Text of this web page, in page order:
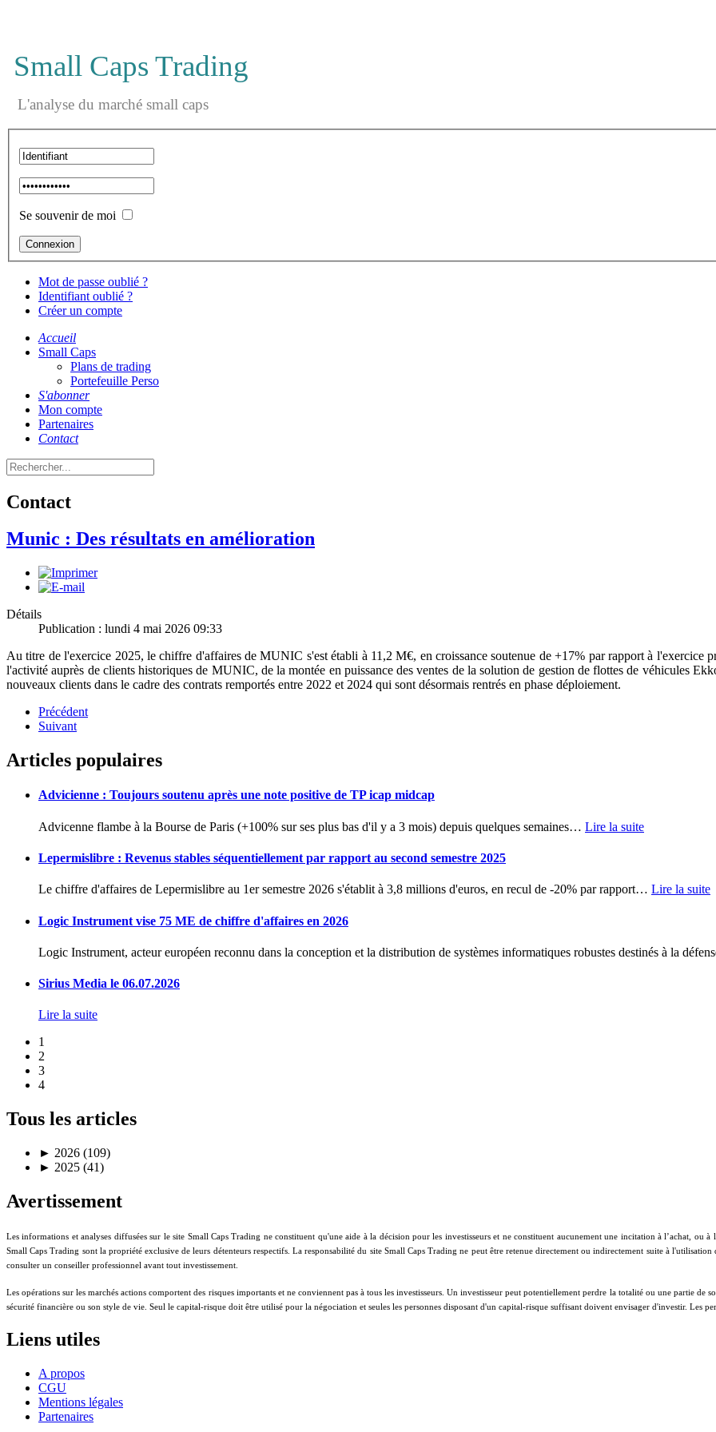
Small Caps Trading
L'analyse du marché small caps
Se souvenir de moi
Mot de passe oublié ?
Identifiant oublié ?
Créer un compte
Accueil
Small Caps
Plans de trading
Portefeuille Perso
S'abonner
Mon compte
Partenaires
Contact
Contact
Munic : Des résultats en amélioration
Détails
Publication : lundi 4 mai 2026 09:33
Au titre de l'exercice 2025, le chiffre d'affaires de MUNIC s'est établi à 11,2 M€, en croissance soutenue de +17% par rapport à l'exercice
l'activité auprès de clients historiques de MUNIC, de la montée en puissance des ventes de la solution de gestion de flottes de véhicules
nouveaux clients dans le cadre des contrats remportés entre 2022 et 2024 qui sont désormais rentrés en phase déploiement.
Précédent
Suivant
Articles populaires
Advicienne : Toujours soutenu après une note positive de TP icap midcap
Advicenne flambe à la Bourse de Paris (+100% sur ses plus bas d'il y a 3 mois) depuis quelques semaines… Lire la suite
Lepermislibre : Revenus stables séquentiellement par rapport au second semestre 2025
Le chiffre d'affaires de Lepermislibre au 1er semestre 2026 s'établit à 3,8 millions d'euros, en recul de -20% par rapport… Lire la suite
Logic Instrument vise 75 ME de chiffre d'affaires en 2026
Logic Instrument, acteur européen reconnu dans la conception et la distribution de systèmes informatiques robustes destinés à la
Sirius Media le 06.07.2026
Lire la suite
1
2
3
4
Tous les articles
► 2026 (109)
► 2025 (41)
Avertissement
Les informations et analyses diffusées sur le site Small Caps Trading ne constituent qu'une aide à la décision pour les investisseurs et ne constituent aucunement une incitation à l’achat, ou
Small Caps Trading sont la propriété exclusive de leurs détenteurs respectifs. La responsabilité du site Small Caps Trading ne peut être retenue directement ou indirectement suite à
consulter un conseiller professionnel avant tout investissement.
Les opérations sur les marchés actions comportent des risques importants et ne conviennent pas à tous les investisseurs. Un investisseur peut potentiellement perdre la totalité ou une partie
sécurité financière ou son style de vie. Seul le capital-risque doit être utilisé pour la négociation et seules les personnes disposant d'un capital-risque suffisant doivent envisager d'investir. Les
Liens utiles
A propos
CGU
Mentions légales
Partenaires